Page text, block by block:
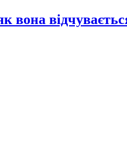
вона